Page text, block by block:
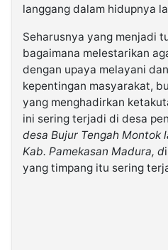
langgang dalam hidupnya
Seharusnya yang menjadi
bagaimana melestarikan
dengan upaya melayani
kepentingan masyarakat,
yang menghadirkan
ini sering terjadi di desa
desa Bujur Tengah Montok
Kab. Pamekasan Madura, d
yang timpang itu sering